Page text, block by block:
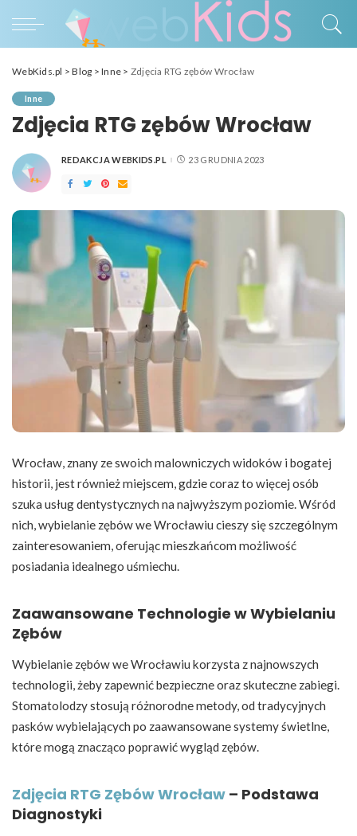
WebKids.pl >Blog >Inne > Zdjęcia RTG zębów Wrocław
Inne
Zdjęcia RTG zębów Wrocław
POSTED
REDAKCJA WEBKIDS.PL 23 GRUDNIA 2023
Wrocław, znany ze swoich malowniczych widoków i bogatej
historii, jest również miejscem, gdzie coraz to więcej osób
szuka usług dentystycznych na najwyższym poziomie. Wśród
nich, wybielanie zębów we Wrocławiu cieszy się szczególnym
zainteresowaniem, oferując mieszkańcom możliwość
posiadania idealnego uśmiechu.
Zaawansowane Technologie w Wybielaniu
Zębów
Wybielanie zębów we Wrocławiu korzysta z najnowszych
technologii, żeby zapewnić bezpieczne oraz skuteczne zabiegi.
Stomatolodzy stosują różnorodne metody, od tradycyjnych
pasków wybielających po zaawansowane systemy świetlne,
które mogą znacząco poprawić wygląd zębów.
Zdjęcia RTG Zębów Wrocław – Podstawa
Diagnostyki